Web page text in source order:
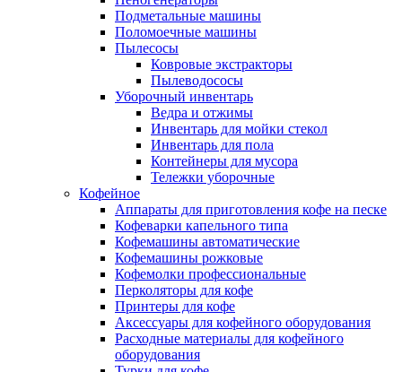
Подметальные машины
Поломоечные машины
Пылесосы
Ковровые экстракторы
Пылеводососы
Уборочный инвентарь
Ведра и отжимы
Инвентарь для мойки стекол
Инвентарь для пола
Контейнеры для мусора
Тележки уборочные
Кофейное
Аппараты для приготовления кофе на песке
Кофеварки капельного типа
Кофемашины автоматические
Кофемашины рожковые
Кофемолки профессиональные
Перколяторы для кофе
Принтеры для кофе
Аксессуары для кофейного оборудования
Расходные материалы для кофейного
оборудования